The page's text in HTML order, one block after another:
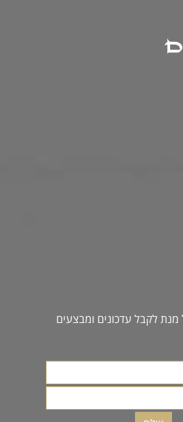
לקבל עדכונים ומבצעים